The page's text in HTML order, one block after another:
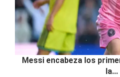
Messi encabeza los
la...